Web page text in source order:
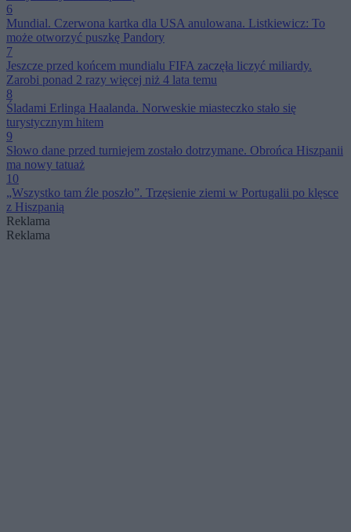
6
Mundial. Czerwona kartka dla USA anulowana. Listkiewicz: To
może otworzyć puszkę Pandory
7
Jeszcze przed końcem mundialu FIFA zaczęła liczyć miliardy.
Zarobi ponad 2 razy więcej niż 4 lata temu
8
Śladami Erlinga Haalanda. Norweskie miasteczko stało się
turystycznym hitem
9
Słowo dane przed turniejem zostało dotrzymane. Obrońca Hiszpanii
ma nowy tatuaż
10
„Wszystko tam źle poszło”. Trzęsienie ziemi w Portugalii po klęsce
z Hiszpanią
Reklama
Reklama